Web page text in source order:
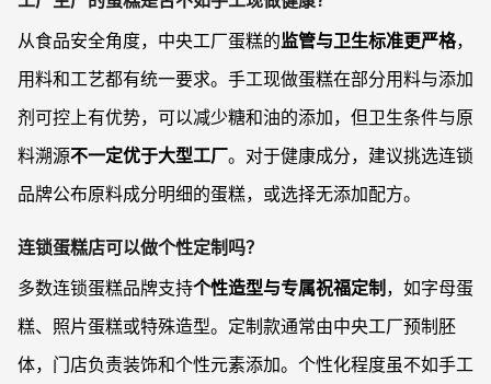
从食品安全角度，中央工厂蛋糕的监管与卫生标准更严格，
用料和工艺都有统一要求。手工现做蛋糕在部分用料与添加
剂可控上有优势，可以减少糖和油的添加，但卫生条件与原
料溯源不一定优于大型工厂。对于健康成分，建议挑选连锁
品牌公布原料成分明细的蛋糕，或选择无添加配方。
连锁蛋糕店可以做个性定制吗？
多数连锁蛋糕品牌支持个性造型与专属祝福定制 ，如字母蛋
糕、照片蛋糕或特殊造型。定制款通常由中央工厂预制胚
体，门店负责装饰和个性元素添加。个性化程度虽不如手工